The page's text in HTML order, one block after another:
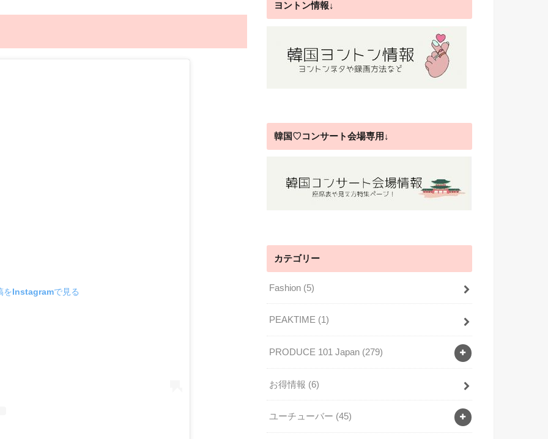
をInstagramで見る
ヨントン情報↓
韓国♡コンサート会場専用↓
カテゴリー
Fashion (5)
PEAKTIME (1)
PRODUCE 101 Japan (279)
お得情報 (6)
ユーチューバー (45)